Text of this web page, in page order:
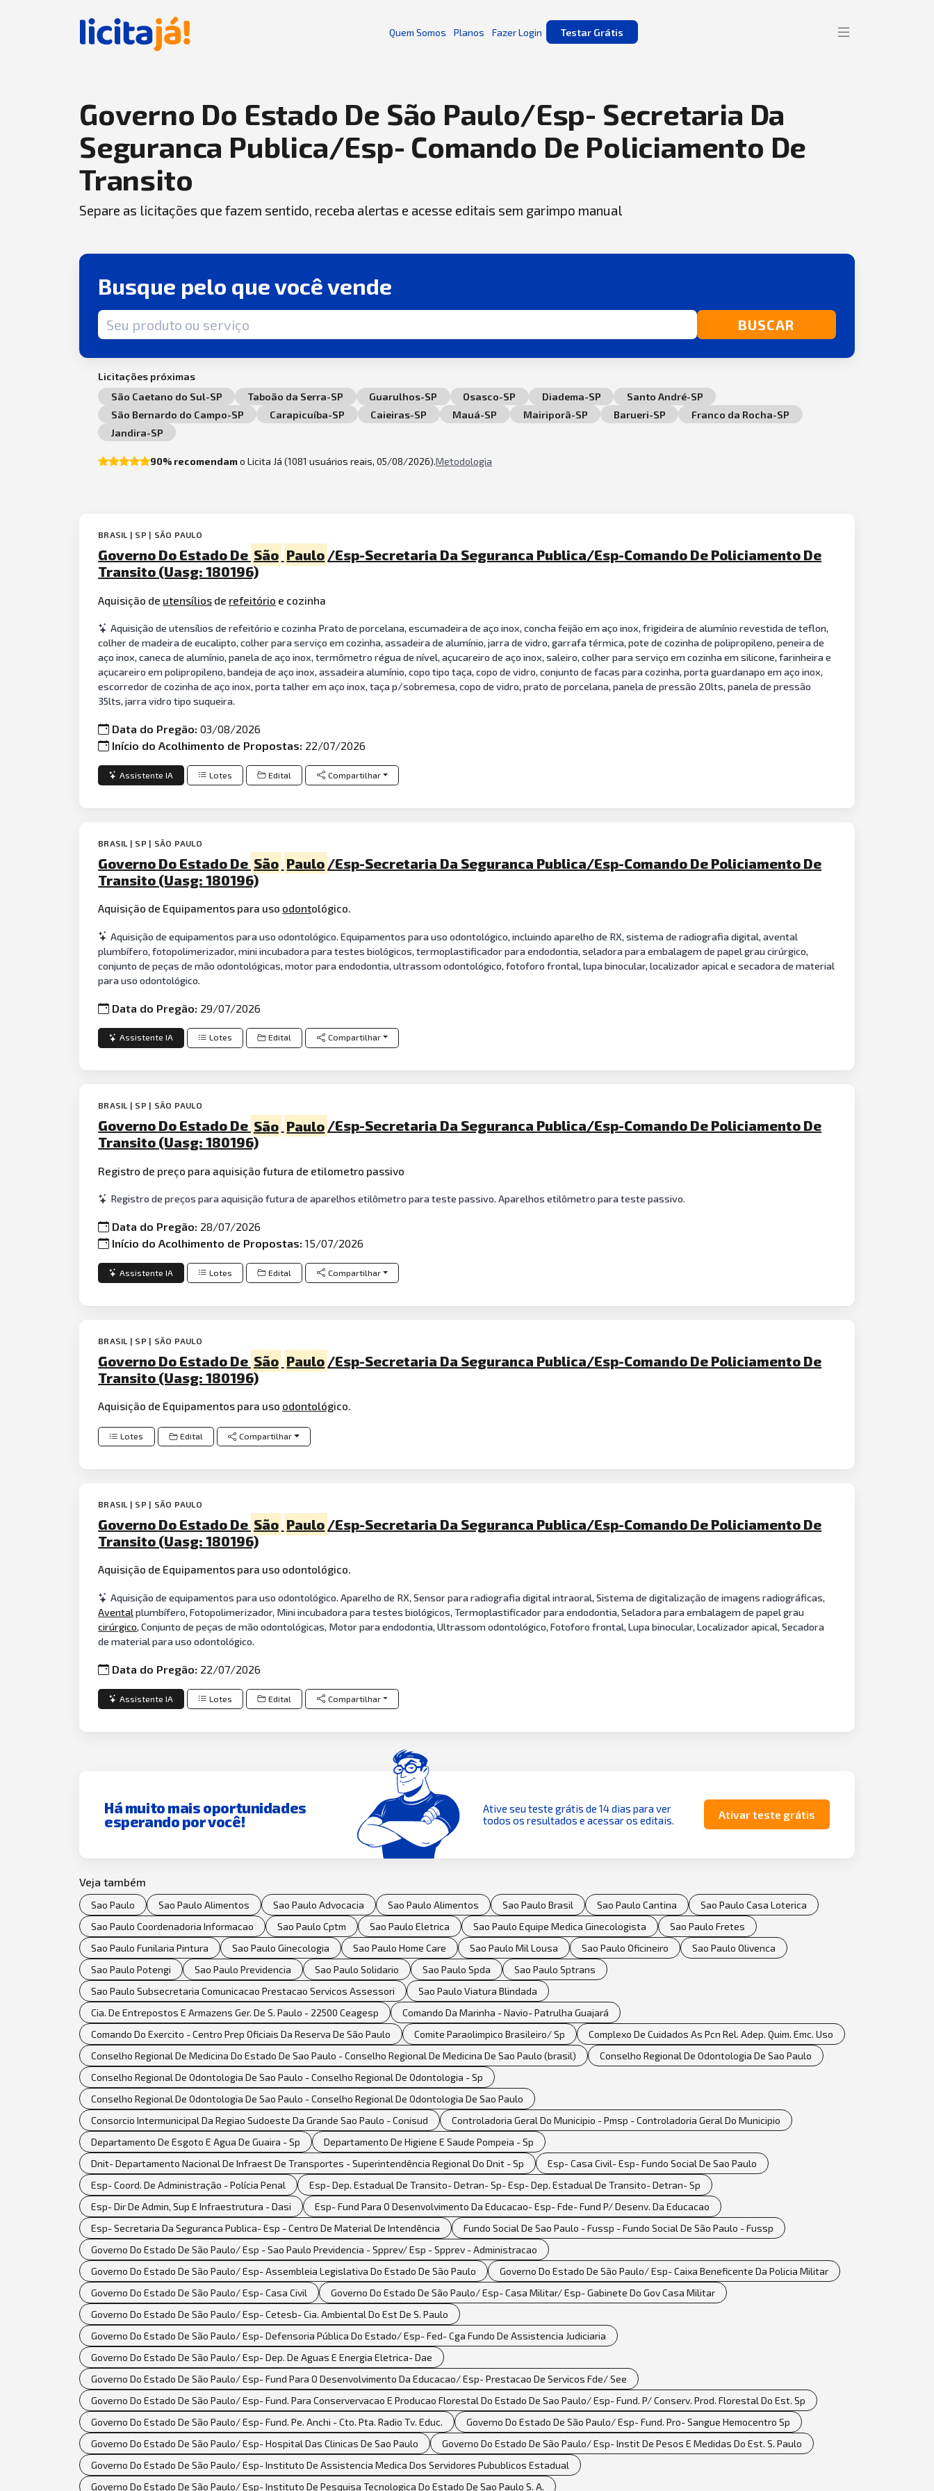
Quem Somos Planos Fazer Login Testar Grátis
Governo Do Estado De São Paulo/Esp- Secretaria Da
Seguranca Publica/Esp- Comando De Policiamento De
Transito
Separe as licitações que fazem sentido, receba alertas e acesse editais sem garimpo manual
Busque pelo que você vende
Termo de busca BUSCAR
Licitações próximas
São Caetano do Sul-SP
Taboão da Serra-SP Guarulhos-SP Osasco-SP Diadema-SP
Santo André-SP
São Bernardo do Campo-SP
Carapicuíba-SP Caieiras-SP Mauá-SP Mairiporã-SP Barueri-SP
Franco da Rocha-SP
Jandira-SP
90% recomendamo Licita Já (1081 usuários reais, 05/08/2026).Metodologia
BRASIL | SP | SÃO PAULO
Governo Do Estado De São Paulo /Esp-Secretaria Da Seguranca Publica/Esp-Comando De Policiamento De
Transito (Uasg: 180196)
Aquisição de utensílios de refeitório e cozinha
Aquisição de utensílios de refeitório e cozinha Prato de porcelana, escumadeira de aço inox, concha feijão em aço inox, frigideira de alumínio revestida de teflon,
colher de madeira de eucalipto, colher para serviço em cozinha, assadeira de alumínio, jarra de vidro, garrafa térmica, pote de cozinha de polipropileno, peneira de
aço inox, caneca de alumínio, panela de aço inox, termômetro régua de nível, açucareiro de aço inox, saleiro, colher para serviço em cozinha em silicone, farinheira e
açucareiro em polipropileno, bandeja de aço inox, assadeira alumínio, copo tipo taça, copo de vidro, conjunto de facas para cozinha, porta guardanapo em aço inox,
escorredor de cozinha de aço inox, porta talher em aço inox, taça p/sobremesa, copo de vidro, prato de porcelana, panela de pressão 20lts, panela de pressão
35lts, jarra vidro tipo suqueira.
Data do Pregão:03/08/2026
Início do Acolhimento de Propostas: 22/07/2026
Assistente IA Lotes Edital Compartilhar
BRASIL | SP | SÃO PAULO
Governo Do Estado De São Paulo /Esp-Secretaria Da Seguranca Publica/Esp-Comando De Policiamento De
Transito (Uasg: 180196)
Aquisição de Equipamentos para uso odontológico.
Aquisição de equipamentos para uso odontológico. Equipamentos para uso odontológico, incluindo aparelho de RX, sistema de radiografia digital, avental
plumbífero, fotopolimerizador, mini incubadora para testes biológicos, termoplastificador para endodontia, seladora para embalagem de papel grau cirúrgico,
conjunto de peças de mão odontológicas, motor para endodontia, ultrassom odontológico, fotoforo frontal, lupa binocular, localizador apical e secadora de material
para uso odontológico.
Data do Pregão: 29/07/2026
Assistente IA Lotes Edital Compartilhar
BRASIL | SP | SÃO PAULO
Governo Do Estado De São Paulo /Esp-Secretaria Da Seguranca Publica/Esp-Comando De Policiamento De
Transito (Uasg: 180196)
Registro de preço para aquisição futura de etilometro passivo
Registro de preços para aquisição futura de aparelhos etilômetro para teste passivo. Aparelhos etilômetro para teste passivo.
Data do Pregão: 28/07/2026
Início do Acolhimento de Propostas:15/07/2026
Assistente IA Lotes Edital Compartilhar
BRASIL | SP | SÃO PAULO
Governo Do Estado De São Paulo /Esp-Secretaria Da Seguranca Publica/Esp-Comando De Policiamento De
Transito (Uasg: 180196)
Aquisição de Equipamentos para uso odontológico.
Lotes Edital Compartilhar
BRASIL | SP | SÃO PAULO
Governo Do Estado De São Paulo /Esp-Secretaria Da Seguranca Publica/Esp-Comando De Policiamento De
Transito (Uasg: 180196)
Aquisição de Equipamentos para uso odontológico.
Aquisição de equipamentos para uso odontológico. Aparelho de RX, Sensor para radiografia digital intraoral, Sistema de digitalização de imagens radiográficas,
Aventalplumbífero, Fotopolimerizador, Mini incubadora para testes biológicos, Termoplastificador para endodontia, Seladora para embalagem de papel grau
cirúrgico, Conjunto de peças de mão odontológicas, Motor para endodontia, Ultrassom odontológico, Fotoforo frontal, Lupa binocular, Localizador apical, Secadora
de material para uso odontológico.
Data do Pregão: 22/07/2026
Assistente IA Lotes Edital Compartilhar
Há muito mais oportunidades
esperando por você!
Ative seu teste grátis de 14 dias para ver
todos os resultados e acessar os editais.
Ativar teste grátis
Veja também
Sao Paulo Sao Paulo Alimentos Sao Paulo Advocacia Sao Paulo Alimentos Sao Paulo Brasil Sao Paulo Cantina
Sao Paulo Casa Loterica
Sao Paulo Coordenadoria Informacao
Sao Paulo Cptm Sao Paulo Eletrica Sao Paulo Equipe Medica Ginecologista
Sao Paulo Fretes
Sao Paulo Funilaria Pintura
Sao Paulo Ginecologia Sao Paulo Home Care Sao Paulo Mil Lousa Sao Paulo Oficineiro
Sao Paulo Olivenca
Sao Paulo Potengi
Sao Paulo Previdencia Sao Paulo Solidario Sao Paulo Spda
Sao Paulo Sptrans
Sao Paulo Subsecretaria Comunicacao Prestacao Servicos Assessori
Sao Paulo Viatura Blindada
Cia. De Entrepostos E Armazens Ger. De S. Paulo - 22500 Ceagesp
Comando Da Marinha - Navio- Patrulha Guajará
Comando Do Exercito - Centro Prep Oficiais Da Reserva De São Paulo
Comite Paraolimpico Brasileiro/ Sp
Complexo De Cuidados As Pcn Rel. Adep. Quim. Emc. Uso
Conselho Regional De Medicina Do Estado De Sao Paulo - Conselho Regional De Medicina De Sao Paulo (brasil)
Conselho Regional De Odontologia De Sao Paulo
Conselho Regional De Odontologia De Sao Paulo - Conselho Regional De Odontologia - Sp
Conselho Regional De Odontologia De Sao Paulo - Conselho Regional De Odontologia De Sao Paulo
Consorcio Intermunicipal Da Regiao Sudoeste Da Grande Sao Paulo - Conisud
Controladoria Geral Do Municipio - Pmsp - Controladoria Geral Do Municipio
Departamento De Esgoto E Agua De Guaira - Sp
Departamento De Higiene E Saude Pompeia - Sp
Dnit- Departamento Nacional De Infraest De Transportes - Superintendência Regional Do Dnit - Sp
Esp- Casa Civil- Esp- Fundo Social De Sao Paulo
Esp- Coord. De Administração - Polícia Penal
Esp- Dep. Estadual De Transito- Detran- Sp- Esp- Dep. Estadual De Transito- Detran- Sp
Esp- Dir De Admin, Sup E Infraestrutura - Dasi
Esp- Fund Para O Desenvolvimento Da Educacao- Esp- Fde- Fund P/ Desenv. Da Educacao
Esp- Secretaria Da Seguranca Publica- Esp - Centro De Material De Intendência
Fundo Social De Sao Paulo - Fussp - Fundo Social De São Paulo - Fussp
Governo Do Estado De São Paulo/ Esp - Sao Paulo Previdencia - Spprev/ Esp - Spprev - Administracao
Governo Do Estado De São Paulo/ Esp- Assembleia Legislativa Do Estado De São Paulo
Governo Do Estado De São Paulo/ Esp- Caixa Beneficente Da Policia Militar
Governo Do Estado De São Paulo/ Esp- Casa Civil
Governo Do Estado De São Paulo/ Esp- Casa Militar/ Esp- Gabinete Do Gov Casa Militar
Governo Do Estado De São Paulo/ Esp- Cetesb- Cia. Ambiental Do Est De S. Paulo
Governo Do Estado De São Paulo/ Esp- Defensoria Pública Do Estado/ Esp- Fed- Cga Fundo De Assistencia Judiciaria
Governo Do Estado De São Paulo/ Esp- Dep. De Aguas E Energia Eletrica- Dae
Governo Do Estado De São Paulo/ Esp- Fund Para O Desenvolvimento Da Educacao/ Esp- Prestacao De Servicos Fde/ See
Governo Do Estado De São Paulo/ Esp- Fund. Para Conservervacao E Producao Florestal Do Estado De Sao Paulo/ Esp- Fund. P/ Conserv. Prod. Florestal Do Est. Sp
Governo Do Estado De São Paulo/ Esp- Fund. Pe. Anchi - Cto. Pta. Radio Tv. Educ.
Governo Do Estado De São Paulo/ Esp- Fund. Pro- Sangue Hemocentro Sp
Governo Do Estado De São Paulo/ Esp- Hospital Das Clinicas De Sao Paulo
Governo Do Estado De São Paulo/ Esp- Instit De Pesos E Medidas Do Est. S. Paulo
Governo Do Estado De São Paulo/ Esp- Instituto De Assistencia Medica Dos Servidores Pubublicos Estadual
Governo Do Estado De São Paulo/ Esp- Instituto De Pesquisa Tecnologica Do Estado De Sao Paulo S. A.